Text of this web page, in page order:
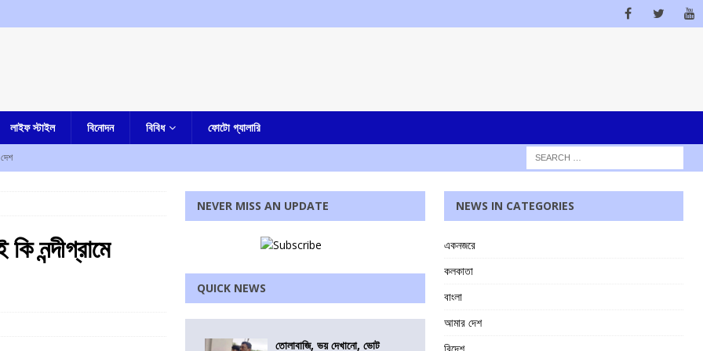
লাইফ স্টাইল বিনোদন বিবিধ ফোটো গ্যালারি
আপ্ত সহায়ক সুমিত রায়
মৃত্যু
আমার বাংলা
নন্দীগ্রামে
NEVER MISS AN UPDATE
QUICK NEWS
তোলাবাজি, ভয় দেখানো, ভোট
NEWS IN CATEGORIES
একনজরে
কলকাতা
বাংলা
আমার দেশ